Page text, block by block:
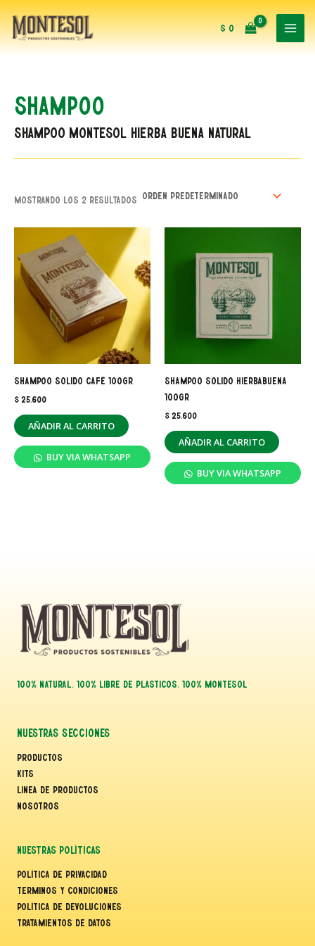
Ir
al
contenido
$0
Shampoo
Shampoo montesol hierba buena natural
Mostrando los 2 resultados
Shampoo solido café 100gr
$25.600
AÑADIR AL CARRITO
BUY VIA WHATSAPP
Shampoo solido hierbabuena
100gr
$25.600
AÑADIR AL CARRITO
BUY VIA WHATSAPP
100% NATURAL, 100% LIBRE DE PLASTICOS, 100% MONTESOL
Nuestras Secciones
Productos
Kits
Linea de Productos
Nosotros
Nuestras Políticas
Política de Privacidad
Terminos y Condiciones
Política de Devoluciones
Tratamientos de Datos